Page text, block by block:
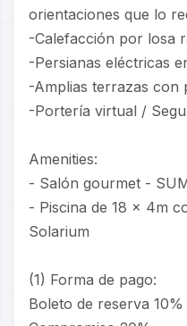
orientaciones que lo
-Calefacción por losa
-Persianas eléctricas
-Amplias terrazas con
-Portería virtual /
Amenities:
- Salón gourmet -
- Piscina de 18 x 4m
Solarium
(1) Forma de pago:
Boleto de reserva 10%